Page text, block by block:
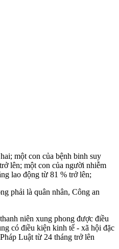
một con của bệnh binh suy
lên; một con của người nhiễm
lao động từ 81 % trở lên;
phải là quân nhân, Công an
niên xung phong được điều
có điều kiện kinh tế - xã hội đặc
Luật từ 24 tháng trở lên